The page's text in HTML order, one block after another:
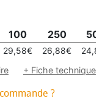
l’eau est diffusée
et empêche
Retournez-le, et il
de graines pour
pleine terre.Avec
100 250
500
29,58€ 26,88€
+ Fiche technique
?